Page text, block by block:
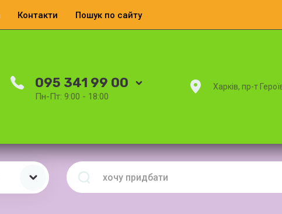
Контакти Пошук по сайту
095 341 99 00
Пн-Пт: 9:00 - 18:00
Харків, пр-т